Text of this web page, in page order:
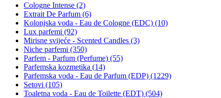
Cologne Intense (2)
Extrait De Parfum (6)
Kolonjska voda - Eau de Cologne (EDC) (10)
Lux parfemi (92)
Mirisne svijeće - Scented Candles (3)
Niche parfemi (350)
Parfem - Parfum (Perfume) (55)
Parfemska kozmetika (14)
Parfemska voda - Eau de Parfum (EDP) (1229)
Setovi (105)
Toaletna voda - Eau de Toilette (EDT) (504)